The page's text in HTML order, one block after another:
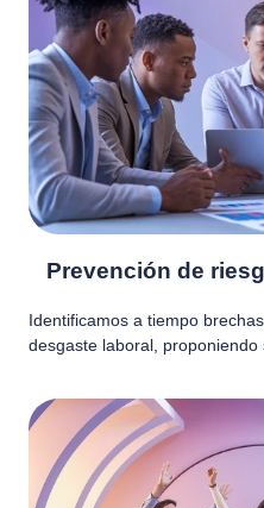
Prevención de
Identificamos a tiempo
desgaste laboral, proponiendo